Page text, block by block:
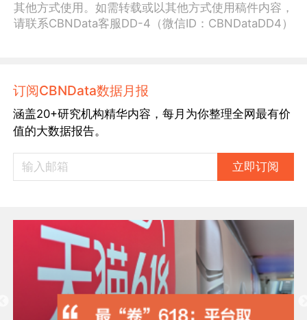
其他方式使用。如需转载或以其他方式使用稿件内容，
请联系CBNData客服DD-4（微信ID：CBNDataDD4）
订阅CBNData数据月报
涵盖20+研究机构精华内容，每月为你整理全网最有价
值的大数据报告。
立即订阅